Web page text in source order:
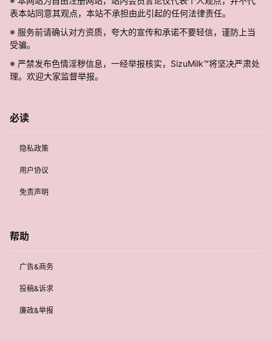
表本站同意其观点，本站不承担由此引起的任何法律责任。
※ 服务前请确认对方资质，夸大的宣传和承诺不要轻信，谨防上当
受骗。
※ 严禁发布色情淫秽信息，一经举报核实，SizuMilk™将坚决严肃处
理。欢迎大家监督举报。
必读
隐私政策
用户协议
免责声明
帮助
广告&商务
投稿&诉求
廉政&举报